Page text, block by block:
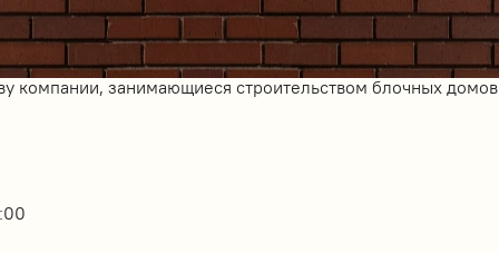
компании, занимающиеся строительством блочных домов